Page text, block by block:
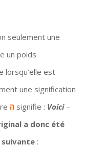
seulement une
un poids
lorsqu’elle est
une signification
ה signifie : Voici–
a donc été
: